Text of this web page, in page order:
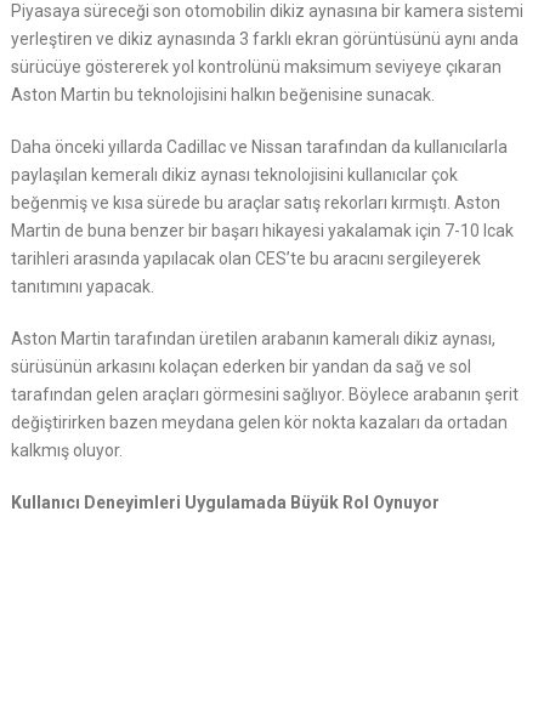
Piyasaya süreceği son otomobilin dikiz aynasına bir kamera sistemi
yerleştiren ve dikiz aynasında 3 farklı ekran görüntüsünü aynı anda
sürücüye göstererek yol kontrolünü maksimum seviyeye çıkaran
Aston Martin bu teknolojisini halkın beğenisine sunacak.
Daha önceki yıllarda Cadillac ve Nissan tarafından da kullanıcılarla
paylaşılan kemeralı dikiz aynası teknolojisini kullanıcılar çok
beğenmiş ve kısa sürede bu araçlar satış rekorları kırmıştı. Aston
Martin de buna benzer bir başarı hikayesi yakalamak için 7-10 Icak
tarihleri arasında yapılacak olan CES’te bu aracını sergileyerek
tanıtımını yapacak.
Aston Martin tarafından üretilen arabanın kameralı dikiz aynası,
sürüsünün arkasını kolaçan ederken bir yandan da sağ ve sol
tarafından gelen araçları görmesini sağlıyor. Böylece arabanın şerit
değiştirirken bazen meydana gelen kör nokta kazaları da ortadan
kalkmış oluyor.
Kullanıcı Deneyimleri Uygulamada Büyük Rol Oynuyor